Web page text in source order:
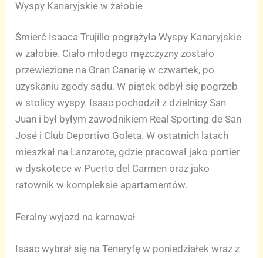
Wyspy Kanaryjskie w żałobie
Śmierć Isaaca Trujillo pogrążyła Wyspy Kanaryjskie
w żałobie. Ciało młodego mężczyzny zostało
przewiezione na Gran Canarię w czwartek, po
uzyskaniu zgody sądu. W piątek odbył się pogrzeb
w stolicy wyspy. Isaac pochodził z dzielnicy San
Juan i był byłym zawodnikiem Real Sporting de San
José i Club Deportivo Goleta. W ostatnich latach
mieszkał na Lanzarote, gdzie pracował jako portier
w dyskotece w Puerto del Carmen oraz jako
ratownik w kompleksie apartamentów.
Feralny wyjazd na karnawał
Isaac wybrał się na Teneryfę w poniedziałek wraz z